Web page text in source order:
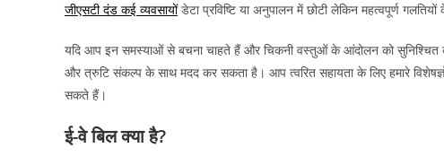
जीएसटी दंड कई व्यवसायोंडेटा प्रविष्टि या अनुपालन में छोटी लेकिन महत्वपूर्ण
यदि आप इन समस्याओं से बचना चाहते हैं और चिकनी वस्तुओं के आंदोलन को सुनिश्चित
और त्रुटि संकल्प के साथ मदद कर सकता है। आप त्वरित सहायता के लिए हमारे
सकते हैं।
ई-वे बिल क्या है?